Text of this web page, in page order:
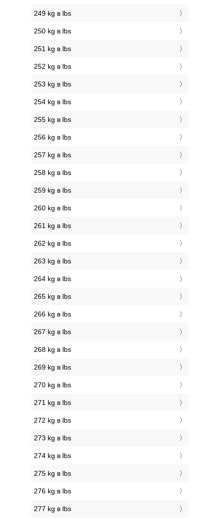
249 kg в lbs
250 kg в lbs
251 kg в lbs
252 kg в lbs
253 kg в lbs
254 kg в lbs
255 kg в lbs
256 kg в lbs
257 kg в lbs
258 kg в lbs
259 kg в lbs
260 kg в lbs
261 kg в lbs
262 kg в lbs
263 kg в lbs
264 kg в lbs
265 kg в lbs
266 kg в lbs
267 kg в lbs
268 kg в lbs
269 kg в lbs
270 kg в lbs
271 kg в lbs
272 kg в lbs
273 kg в lbs
274 kg в lbs
275 kg в lbs
276 kg в lbs
277 kg в lbs